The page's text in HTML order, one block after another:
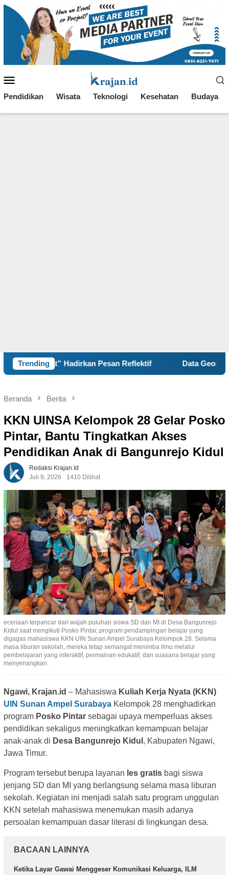
Loncat
Mobile
Pendidikan Wisata Teknologi Kesehatan Budaya
Trending
Pesan Reflektif Data Geospasial dan Masa Depan
Beranda Berita
KKN UINSA Kelompok 28 Gelar Posko
Pintar, Bantu Tingkatkan Akses
Pendidikan Anak di Bangunrejo Kidul
Redaksi Krajan.id
Juli 9, 2026
1410 Dilihat
eceriaan terpancar dari wajah puluhan siswa SD dan MI di Desa Bangunrejo
Kidul saat mengikuti Posko Pintar, program pendampingan belajar yang
digagas mahasiswa KKN UIN Sunan Ampel Surabaya Kelompok 28. Selama
masa liburan sekolah, mereka tetap semangat menimba ilmu melalui
pembelajaran yang interaktif, permainan edukatif, dan suasana belajar yang
menyenangkan.
Ngawi, Krajan.id – Mahasiswa Kuliah Kerja Nyata (KKN)
UIN Sunan Ampel Surabaya Kelompok 28 menghadirkan
program Posko Pintar sebagai upaya memperluas akses
pendidikan sekaligus meningkatkan kemampuan belajar
anak-anak di Desa Bangunrejo Kidul , Kabupaten Ngawi,
Jawa Timur.
Program tersebut berupa layanan les gratis bagi siswa
jenjang SD dan MI yang berlangsung selama masa liburan
sekolah. Kegiatan ini menjadi salah satu program unggulan
KKN setelah mahasiswa menemukan masih adanya
persoalan kemampuan dasar literasi di lingkungan desa.
BACAAN LAINNYA
Ketika Layar Gawai Menggeser Komunikasi Keluarga, ILM